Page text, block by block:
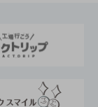
経営